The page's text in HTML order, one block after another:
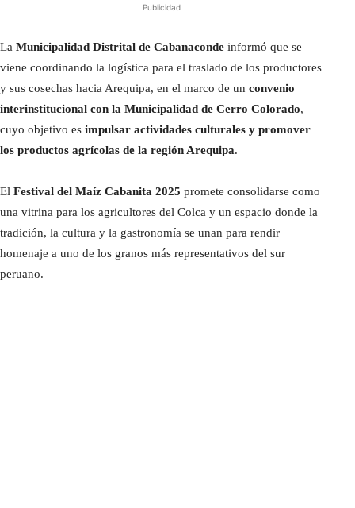
Publicidad
La Municipalidad Distrital de Cabanaconde informó que se
viene coordinando la logística para el traslado de los productores
y sus cosechas hacia Arequipa, en el marco de un convenio
interinstitucional con la Municipalidad de Cerro Colorado,
cuyo objetivo es impulsar actividades culturales y promover
los productos agrícolas de la región Arequipa.
El Festival del Maíz Cabanita 2025 promete consolidarse como
una vitrina para los agricultores del Colca y un espacio donde la
tradición, la cultura y la gastronomía se unan para rendir
homenaje a uno de los granos más representativos del sur
peruano.